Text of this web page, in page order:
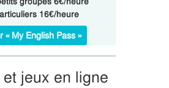
16€/heure
« My English Pass »
jeux en ligne